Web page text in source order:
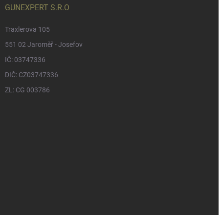
GUNEXPERT S.R.O
Traxlerova 105
551 02 Jaroměř - Josefov
IČ: 03747336
DIČ: CZ03747336
ZL: CG 003786